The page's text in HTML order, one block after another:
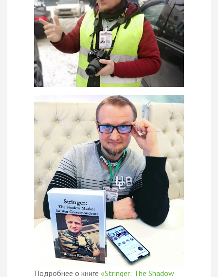
Подробнее о книге «Stringer: The Shadow